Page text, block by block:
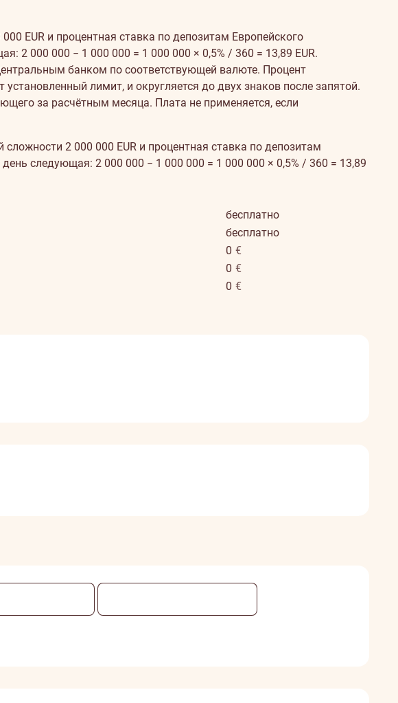
EUR и процентная ставка по депозитам Европейского
2 000 000 − 1 000 000 = 1 000 000 × 0,5% / 360 = 13,89 EUR.
банком по соответствующей валюте. Процент
лимит, и округляется до двух знаков после запятой.
за расчётным месяца. Плата не применяется, если
2 000 000 EUR и процентная ставка по депозитам
следующая: 2 000 000 − 1 000 000 = 1 000 000 × 0,5% / 360 = 13,89
бесплатно
бесплатно
0 €
0 €
0 €